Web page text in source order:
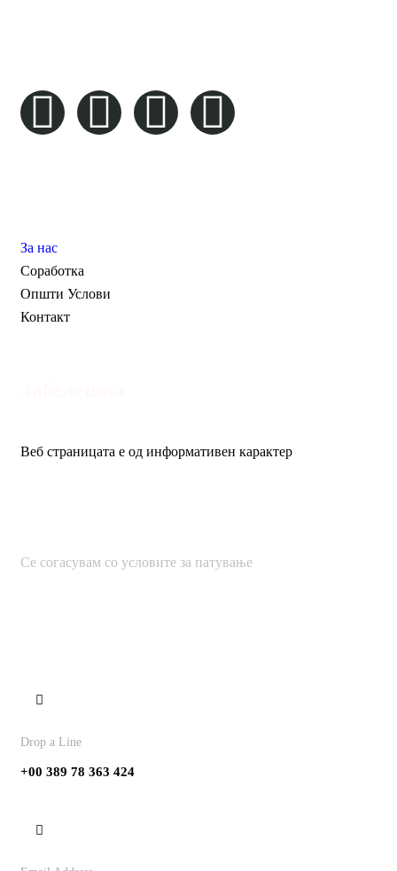
За нас
Соработка
Општи Услови
Контакт
Веб страницата е од информативен карактер
Се согасувам со условите за патување
Drop a Line
+00 389 78 363 424